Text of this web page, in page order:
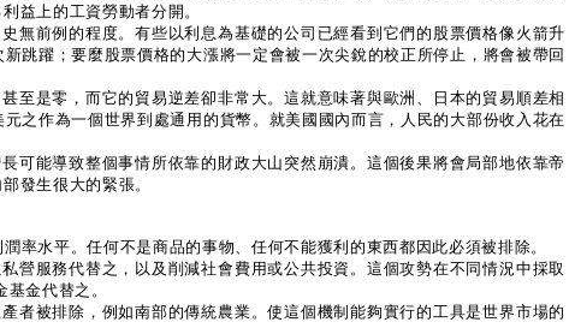
益上的工資勞動者分開。
前例的程度。有些以利息為基礎的公司已經看到它們的股票價格像火箭升
跳躍；要麼股票價格的大漲將一定會被一次尖銳的校正所停止，將會被帶回
是零，而它的貿易逆差卻非常大。這就意味著與歐洲、日本的貿易順差相
之作為一個世界到處通用的貨幣。就美國國內而言，人民的大部份收入花在
能導致整個事情所依靠的財政大山突然崩潰。這個後果將會局部地依靠帝
發生很大的緊張。
水平。任何不是商品的事物、任何不能獲利的東西都因此必須被排除。
服務代替之，以及削減社會費用或公共投資。這個攻勢在不同情況中採取
金代替之。
被排除，例如南部的傳統農業。使這個機制能夠實行的工具是世界市場的